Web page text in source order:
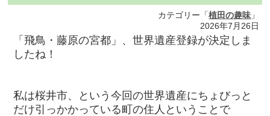
カテゴリー「植田の趣味 」
2026年7月26日
「 飛鳥・藤原の宮都」、世界遺産登録が決定しま
したね！
私は桜井市、という今回の世界遺産にちょびっと
だけ引っかかっている町の住人ということで